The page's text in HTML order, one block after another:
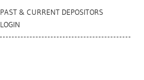
PAST & CURRENT DEPOSITORS
LOGIN